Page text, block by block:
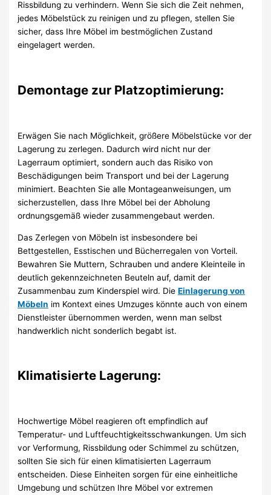
Rissbildung zu verhindern. Wenn Sie sich die Zeit nehmen,
jedes Möbelstück zu reinigen und zu pflegen, stellen Sie
sicher, dass Ihre Möbel im bestmöglichen Zustand
eingelagert werden.
Demontage zur Platzoptimierung:
Erwägen Sie nach Möglichkeit, größere Möbelstücke vor der
Lagerung zu zerlegen. Dadurch wird nicht nur der
Lagerraum optimiert, sondern auch das Risiko von
Beschädigungen beim Transport und bei der Lagerung
minimiert. Beachten Sie alle Montageanweisungen, um
sicherzustellen, dass Ihre Möbel bei der Abholung
ordnungsgemäß wieder zusammengebaut werden.
Das Zerlegen von Möbeln ist insbesondere bei
Bettgestellen, Esstischen und Bücherregalen von Vorteil.
Bewahren Sie Muttern, Schrauben und andere Kleinteile in
deutlich gekennzeichneten Beuteln auf, damit der
Zusammenbau zum Kinderspiel wird. DieEinlagerung von
Möbeln im Kontext eines Umzuges könnte auch von einem
Dienstleister übernommen werden, wenn man selbst
handwerklich nicht sonderlich begabt ist.
Klimatisierte Lagerung:
Hochwertige Möbel reagieren oft empfindlich auf
Temperatur- und Luftfeuchtigkeitsschwankungen. Um sich
vor Verformung, Rissbildung oder Schimmel zu schützen,
sollten Sie sich für einen klimatisierten Lagerraum
entscheiden. Diese Einheiten sorgen für eine einheitliche
Umgebung und schützen Ihre Möbel vor extremen